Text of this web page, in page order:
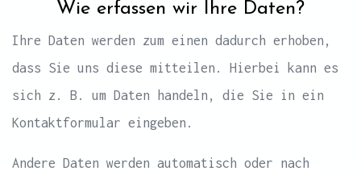
Wie erfassen wir Ihre Daten?
Ihre Daten werden zum einen dadurch erhoben,
dass Sie uns diese mitteilen. Hierbei kann es
sich z. B. um Daten handeln, die Sie in ein
Kontaktformular eingeben.
Andere Daten werden automatisch oder nach